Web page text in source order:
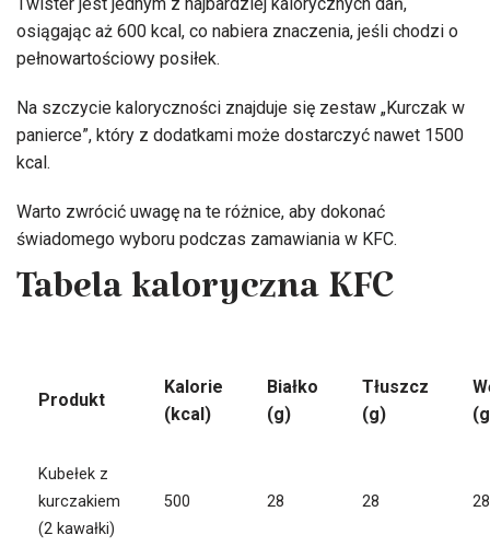
osiągając aż 600 kcal, co nabiera znaczenia, jeśli chodzi o
pełnowartościowy posiłek.
Na szczycie kaloryczności znajduje się zestaw „Kurczak w
panierce”, który z dodatkami może dostarczyć nawet 1500
kcal.
Warto zwrócić uwagę na te różnice, aby dokonać
świadomego wyboru podczas zamawiania w KFC.
Tabela kaloryczna KFC
Produkt
Kalorie
(kcal)
Białko
(g)
Tłuszcz
(g)
Kubełek z
kurczakiem
(2 kawałki)
500 28 28 28